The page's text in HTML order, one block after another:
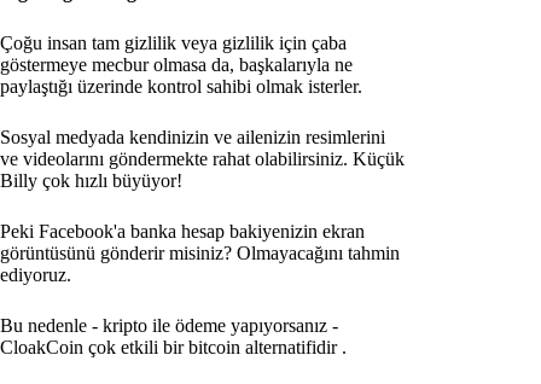
Çoğu insan tam gizlilik veya gizlilik için çaba
göstermeye mecbur olmasa da, başkalarıyla ne
paylaştığı üzerinde kontrol sahibi olmak isterler.
Sosyal medyada kendinizin ve ailenizin resimlerini
ve videolarını göndermekte rahat olabilirsiniz. Küçük
Billy çok hızlı büyüyor!
Peki Facebook'a banka hesap bakiyenizin ekran
görüntüsünü gönderir misiniz? Olmayacağını tahmin
ediyoruz.
Bu nedenle - kripto ile ödeme yapıyorsanız -
CloakCoin çok etkili bir bitcoin alternatifidir .